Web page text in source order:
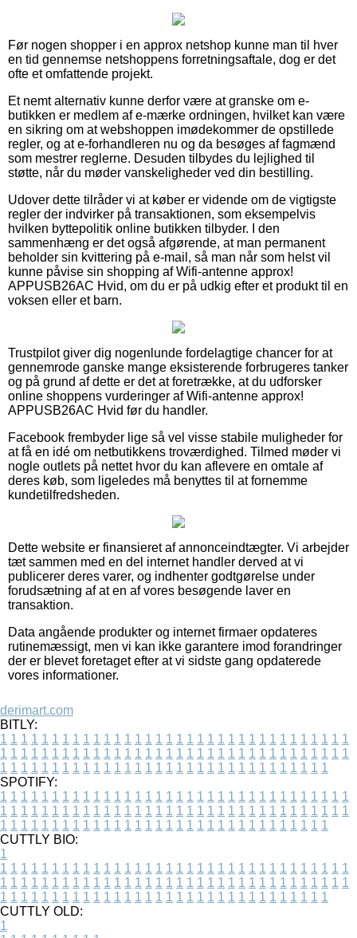
Før nogen shopper i en approx netshop kunne man til hver
en tid gennemse netshoppens forretningsaftale, dog er det
ofte et omfattende projekt.
Et nemt alternativ kunne derfor være at granske om e-
butikken er medlem af e-mærke ordningen, hvilket kan være
en sikring om at webshoppen imødekommer de opstillede
regler, og at e-forhandleren nu og da besøges af fagmænd
som mestrer reglerne. Desuden tilbydes du lejlighed til
støtte, når du møder vanskeligheder ved din bestilling.
Udover dette tilråder vi at køber er vidende om de vigtigste
regler der indvirker på transaktionen, som eksempelvis
hvilken byttepolitik online butikken tilbyder. I den
sammenhæng er det også afgørende, at man permanent
beholder sin kvittering på e-mail, så man når som helst vil
kunne påvise sin shopping af Wifi-antenne approx!
APPUSB26AC Hvid, om du er på udkig efter et produkt til en
voksen eller et barn.
Trustpilot giver dig nogenlunde fordelagtige chancer for at
gennemrode ganske mange eksisterende forbrugeres tanker
og på grund af dette er det at foretrække, at du udforsker
online shoppens vurderinger af Wifi-antenne approx!
APPUSB26AC Hvid før du handler.
Facebook frembyder lige så vel visse stabile muligheder for
at få en idé om netbutikkens troværdighed. Tilmed møder vi
nogle outlets på nettet hvor du kan aflevere en omtale af
deres køb, som ligeledes må benyttes til at fornemme
kundetilfredsheden.
Dette website er finansieret af annonceindtægter. Vi arbejder
tæt sammen med en del internet handler derved at vi
publicerer deres varer, og indhenter godtgørelse under
forudsætning af at en af vores besøgende laver en
transaktion.
Data angående produkter og internet firmaer opdateres
rutinemæssigt, men vi kan ikke garantere imod forandringer
der er blevet foretaget efter at vi sidste gang opdaterede
vores informationer.
derimart.com
BITLY:
1 1 1 1 1 1 1 1 1 1 1 1 1 1 1 1 1 1 1 1 1 1 1 1 1 1 1 1 1 1 1 1 1 1
1 1 1 1 1 1 1 1 1 1 1 1 1 1 1 1 1 1 1 1 1 1 1 1 1 1 1 1 1 1 1 1 1 1
1 1 1 1 1 1 1 1 1 1 1 1 1 1 1 1 1 1 1 1 1 1 1 1 1 1 1 1 1 1 1 1
SPOTIFY:
1 1 1 1 1 1 1 1 1 1 1 1 1 1 1 1 1 1 1 1 1 1 1 1 1 1 1 1 1 1 1 1 1 1
1 1 1 1 1 1 1 1 1 1 1 1 1 1 1 1 1 1 1 1 1 1 1 1 1 1 1 1 1 1 1 1 1 1
1 1 1 1 1 1 1 1 1 1 1 1 1 1 1 1 1 1 1 1 1 1 1 1 1 1 1 1 1 1 1 1
CUTTLY BIO:
1
1 1 1 1 1 1 1 1 1 1 1 1 1 1 1 1 1 1 1 1 1 1 1 1 1 1 1 1 1 1 1 1 1 1
1 1 1 1 1 1 1 1 1 1 1 1 1 1 1 1 1 1 1 1 1 1 1 1 1 1 1 1 1 1 1 1 1 1
1 1 1 1 1 1 1 1 1 1 1 1 1 1 1 1 1 1 1 1 1 1 1 1 1 1 1 1 1 1 1 1
CUTTLY OLD:
1